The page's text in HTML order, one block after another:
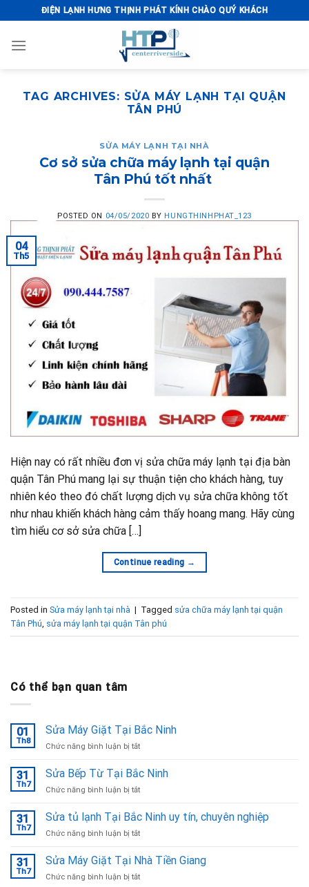
to
content
ĐIỆN LẠNH HƯNG THỊNH PHÁT KÍNH CHÀO QUÝ KHÁCH
TAG ARCHIVES: SỬA MÁY LẠNH TẠI QUẬN
TÂN PHÚ
SỬA MÁY LẠNH TẠI NHÀ
Cơ sở sửa chữa máy lạnh tại quận
Tân Phú tốt nhất
POSTED ON 04/05/2020 BY HUNGTHINHPHAT_123
04
Th5
Hiện nay có rất nhiều đơn vị sửa chữa máy lạnh tại địa bàn
quận Tân Phú mang lại sự thuận tiện cho khách hàng, tuy
nhiên kéo theo đó chất lượng dịch vụ sửa chữa không tốt
như nhau khiến khách hàng cảm thấy hoang mang. Hãy cùng
tìm hiểu cơ sở sửa chữa […]
Continue reading →
Posted in Sửa máy lạnh tại nhà | Tagged sửa chữa máy lạnh tại quận
Tân Phú sửa máy lạnh tại quận Tân phú
Có thể bạn quan tâm
01
Th8
Sửa Máy Giặt Tại Bắc Ninh
Chức năng bình luận bị tắtở
Máy
Tại
Ninh
31
Th7
Sửa Bếp Từ Tại Bắc Ninh
Chức năng bình luận bị tắtở
Bếp
Tại
Ninh
31
Th7
Sửa tủ lạnh Tại Bắc Ninh uy tín, chuyên nghiệp
Chức năng bình luận bị tắtở
tủ
Tại
31
Th7
Sửa Máy Giặt Tại Nhà Tiền Giang
Chức năng bình luận bị tắtở